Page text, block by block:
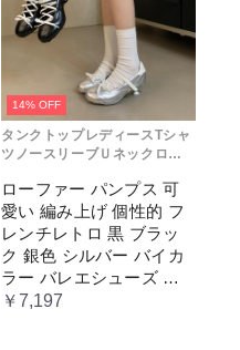
14% OFF
タンクトップレディースTシャ
ツノースリーブＵネックロゴ
ローファー パンプス 可
愛い 編み上げ 個性的 フ
レンチレトロ 黒 ブラッ
ク 銀色 シルバー バイカ
ラー バレエシューズ 変
形ヒール 3.5cm ガーリー
￥7,197